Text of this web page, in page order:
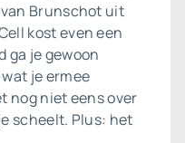
van Brunschot uit
kost even een
ga je gewoon
je ermee
nog niet eens over
scheelt. Plus: het